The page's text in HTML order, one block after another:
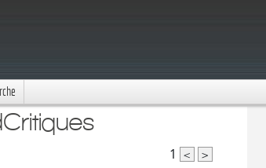
1 < >